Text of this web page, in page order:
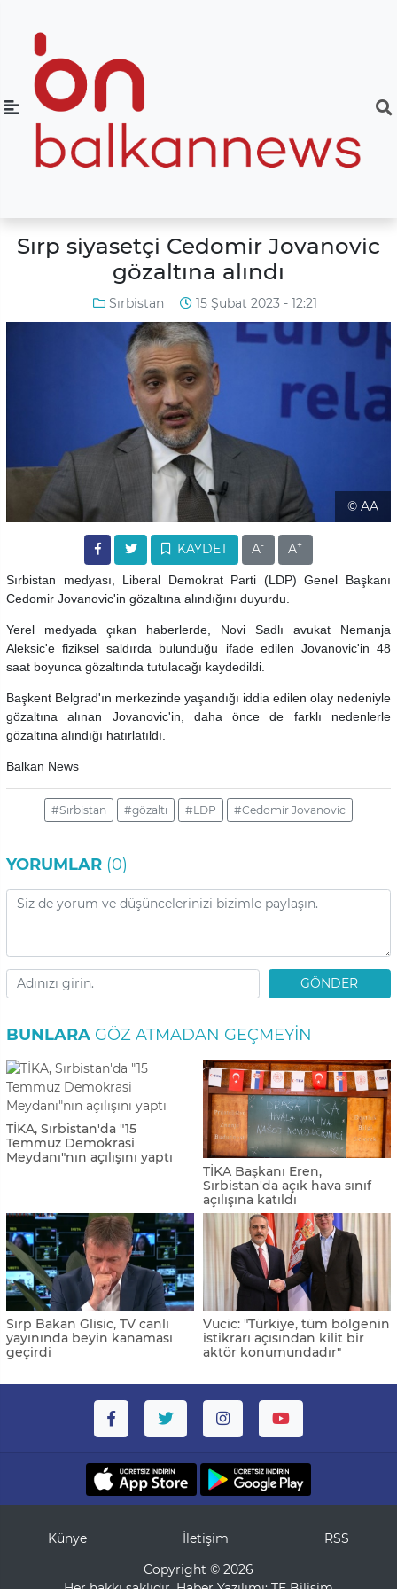
Sırp siyasetçi Cedomir Jovanovic
gözaltına alındı
Sırbistan 15 Şubat 2023 - 12:21
© AA
KAYDET A- A+
Sırbistan medyası, Liberal Demokrat Parti (LDP) Genel Başkanı
Cedomir Jovanovic'in gözaltına alındığını duyurdu.
Yerel medyada çıkan haberlerde, Novi Sadlı avukat Nemanja
Aleksic'e fiziksel saldırda bulunduğu ifade edilen Jovanovic'in 48
saat boyunca gözaltında tutulacağı kaydedildi.
Başkent Belgrad'ın merkezinde yaşandığı iddia edilen olay nedeniyle
gözaltına alınan Jovanovic'in, daha önce de farklı nedenlerle
gözaltına alındığı hatırlatıldı.
Balkan News
#Sırbistan #gözaltı #LDP #Cedomir Jovanovic
YORUMLAR (0)
GÖNDER
BUNLARA GÖZ ATMADAN GEÇMEYIN
TİKA, Sırbistan'da "15
Temmuz Demokrasi
Meydanı"nın açılışını yaptı
TİKA Başkanı Eren,
Sırbistan'da açık hava sınıf
açılışına katıldı
Sırp Bakan Glisic, TV canlı
yayınında beyin kanaması
geçirdi
Vucic: "Türkiye, tüm bölgenin
istikrarı açısından kilit bir
aktör konumundadır"
Künye İletişim
RSS
Copyright © 2026